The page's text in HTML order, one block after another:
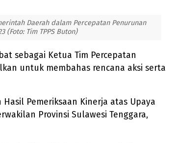
Daerah dalam Percepatan Penurunan
(Foto: Tim TPPS Buton)
sebagai Ketua Tim Percepatan
untuk membahas rencana aksi serta
Pemeriksaan Kinerja atas Upaya
Provinsi Sulawesi Tenggara,